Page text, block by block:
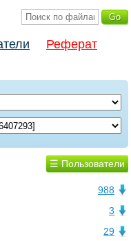
Реферат
☰ Пользователи
988
3
29